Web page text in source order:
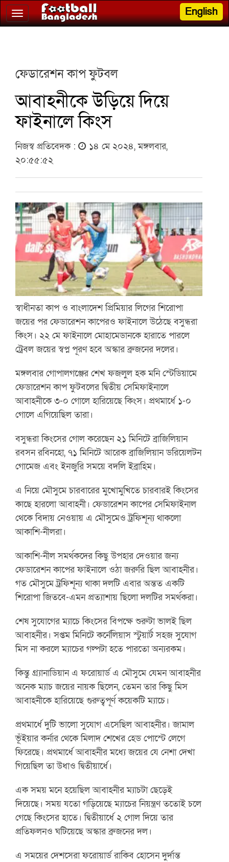
Toggle
navigation
English
ফেডারেশন কাপ ফুটবল
আবাহনীকে উড়িয়ে দিয়ে
ফাইনালে কিংস
নিজস্ব প্রতিবেদক :
১৪ মে ২০২৪, মঙ্গলবার,
২০:৫৫:৫২
স্বাধীনতা কাপ ও বাংলাদেশ প্রিমিয়ার লিগের শিরোপা
জয়ের পর ফেডারেশন কাপেরও ফাইনালে উঠেছে বসুন্ধরা
কিংস। ২২ মে ফাইনালে মোহামেডানকে হারাতে পারলে
ট্রেবল জয়ের স্বপ্ন পূরণ হবে অস্কার ব্রুজনের দলের।
মঙ্গলবার গোপালগঞ্জের শেখ ফজলুল হক মনি স্টেডিয়ামে
ফেডারেশন কাপ ফুটবলের দ্বিতীয় সেমিফাইনালে
আবাহনীকে ৩-০ গোলে হারিয়েছে কিংস। প্রথমার্ধে ১-০
গোলে এগিয়েছিল তারা।
বসুন্ধরা কিংসের গোল করেছেন ২১ মিনিটে ব্রাজিলিয়ান
রবসন রবিনহো, ৭১ মিনিটে আরেক ব্রাজিলিয়ান ডরিয়েলটন
গোমেজ এবং ইনজুরি সময়ে বদলি ইব্রাহিম।
এ নিয়ে মৌসুমে চারবারের মুখোমুখিতে চারবারই কিংসের
কাছে হারলো আবাহনী। ফেডারেশন কাপের সেমিফাইনাল
থেকে বিদায় নেওয়ায় এ মৌসুমেও ট্রফিশূন্য থাকলো
আকাশি-নীলরা।
আকাশি-নীল সমর্থকদের কিছু উপহার দেওয়ার জন্য
ফেডারেশন কাপের ফাইনালে ওঠা জরুরি ছিল আবাহনীর।
গত মৌসুমে ট্রফিশূন্য থাকা দলটি এবার অন্তত একটি
শিরোপা জিতবে-এমন প্রত্যাশায় ছিলো দলটির সমর্থকরা।
শেষ সুযোগের ম্যাচে কিংসের বিপক্ষে শুরুটা ভালই ছিল
আবাহনীর। সপ্তম মিনিটে কর্নেলিয়াস স্টুয়ার্ট সহজ সুযোগ
মিস না করলে ম্যাচের গল্পটা হতে পারতো অন্যরকম।
কিন্তু গ্র্যানাডিয়ান এ ফরোয়ার্ড এ মৌসুমে যেমন আবাহনীর
অনেক ম্যাচ জয়ের নায়ক ছিলেন, তেমন তার কিছু মিস
আবাহনীকে হারিয়েছে গুরুত্বপূর্ণ কয়েকটি ম্যাচে।
প্রথমার্ধে দুটি ভালো সুযোগ এসেছিল আবাহনীর। জামাল
ভূঁইয়ার কর্নার থেকে মিলাদ শেখের হেড পোস্টে লেগে
ফিরেছে। প্রথমার্ধে আবাহনীর মধ্যে জয়ের যে নেশা দেখা
গিয়েছিল তা উধাও দ্বিতীয়ার্ধে।
এক সময় মনে হয়েছিল আবাহনীর ম্যাচটা ছেড়েই
দিয়েছে। সময় যতো গড়িয়েছে ম্যাচের নিয়ন্ত্রণ ততোই চলে
গেছে কিংসের হাতে। দ্বিতীয়ার্ধে ২ গোল দিয়ে তার
প্রতিফলনও ঘটিয়েছে অস্কার ব্রুজনের দল।
এ সময়ের দেশসেরা ফরোয়ার্ড রাকিব হোসেন দুর্দান্ত